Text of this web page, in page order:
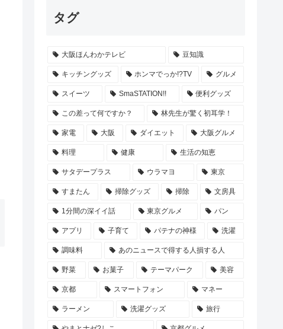
タグ
大阪ほんわかテレビ 豆知識
キッチングッズ ホンマでっか!?TV グルメ
スイーツ SmaSTATION!! 便利グッズ
この差って何ですか？ 林先生が驚く初耳学！
家電 大阪 ダイエット 大阪グルメ
料理 健康 生活の知恵
サタデープラス ウラマヨ 東京
すまたん 掃除グッズ 掃除 文房具
1分間の深イイ話 東京グルメ パン
アプリ 子育て パテナの神様 洗濯
調味料 あのニュースで得する人損する人
野菜 お菓子 テーマパーク 美容
京都 スマートフォン マネー
ラーメン 洗濯グッズ 旅行